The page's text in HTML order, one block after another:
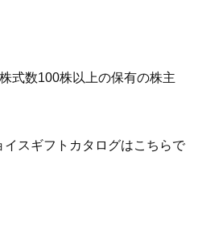
式数100株以上の保有の株主
スギフトカタログはこちらで